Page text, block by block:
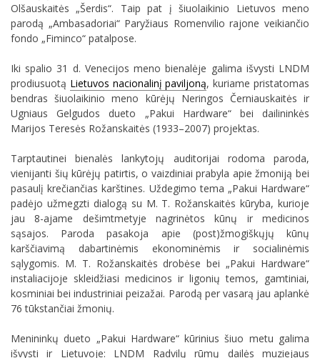
Olšauskaitės „Šerdis“. Taip pat į šiuolaikinio Lietuvos meno
parodą „Ambasadoriai“ Paryžiaus Romenvilio rajone veikiančio
fondo „Fiminco“ patalpose.
Iki spalio 31 d. Venecijos meno bienalėje galima išvysti LNDM
prodiusuotą Lietuvos nacionalinį paviljoną, kuriame pristatomas
bendras šiuolaikinio meno kūrėjų Neringos Černiauskaitės ir
Ugniaus Gelgudos dueto „Pakui Hardware“ bei dailininkės
Marijos Teresės Rožanskaitės (1933–2007) projektas.
Tarptautinei bienalės lankytojų auditorijai rodoma paroda,
vienijanti šių kūrėjų patirtis, o vaizdiniai prabyla apie žmoniją bei
pasaulį krečiančias karštines. Uždegimo tema „Pakui Hardware“
padėjo užmegzti dialogą su M. T. Rožanskaitės kūryba, kurioje
jau 8-ajame dešimtmetyje nagrinėtos kūnų ir medicinos
sąsajos. Paroda pasakoja apie (post)žmogiškųjų kūnų
karščiavimą dabartinėmis ekonominėmis ir socialinėmis
sąlygomis. M. T. Rožanskaitės drobėse bei „Pakui Hardware“
instaliacijoje skleidžiasi medicinos ir ligonių temos, gamtiniai,
kosminiai bei industriniai peizažai. Parodą per vasarą jau aplankė
76 tūkstančiai žmonių.
Menininkų dueto „Pakui Hardware“ kūrinius šiuo metu galima
išvysti ir Lietuvoje: LNDM Radvilų rūmų dailės muziejaus